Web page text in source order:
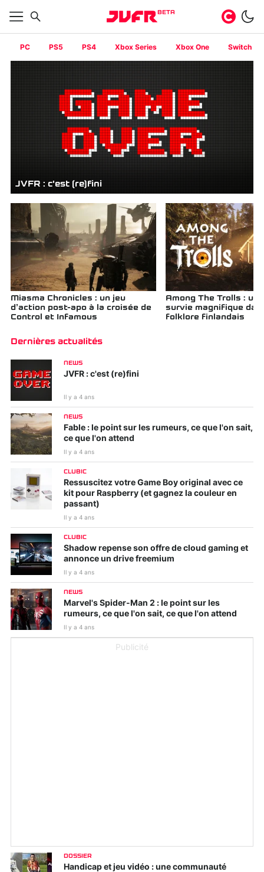
BETA
PC PS5 PS4 Xbox Series Xbox One Switch
JVFR : c'est (re)fini
Miasma Chronicles : un jeu
d’action post-apo à la croisée de
Control et Infamous
Among The Trolls : un
survie magnifique
folklore finlandais
Dernières actualités
NEWS
JVFR : c'est (re)fini
Il y a 4 ans
NEWS
Fable : le point sur les rumeurs, ce que l'on sait,
ce que l'on attend
Il y a 4 ans
CLUBIC
Ressuscitez votre Game Boy original avec ce
kit pour Raspberry (et gagnez la couleur en
passant)
Il y a 4 ans
CLUBIC
Shadow repense son offre de cloud gaming et
annonce un drive freemium
Il y a 4 ans
NEWS
Marvel's Spider-Man 2 : le point sur les
rumeurs, ce que l'on sait, ce que l'on attend
Il y a 4 ans
Publicité
DOSSIER
Handicap et jeu vidéo : une communauté